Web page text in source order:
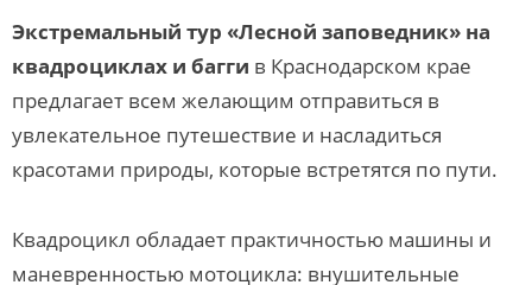
Экстремальный тур «Лесной заповедник» на
квадроциклах и багги в Краснодарском крае
предлагает всем желающим отправиться в
увлекательное путешествие и насладиться
красотами природы, которые встретятся по пути.
Квадроцикл обладает практичностью машины и
маневренностью мотоцикла: внушительные